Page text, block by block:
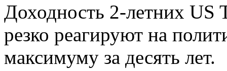
Доходность 2-летних US
резко реагируют на
максимуму за десять лет.